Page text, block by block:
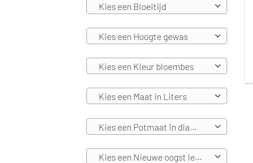
Kies een Bloeitijd
Kies een Hoogte gewas
Kies een Kleur bloembes
Kies een Maat in Liters
Kies een Potmaat in diameters
Kies een Nieuwe oogst leverbaar vanaf